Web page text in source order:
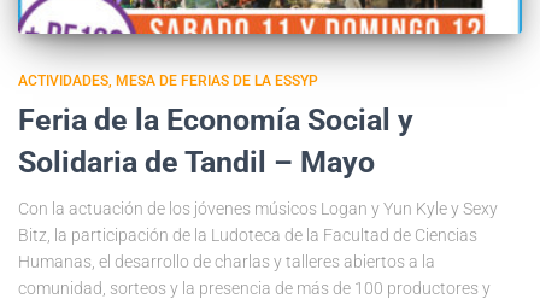
ACTIVIDADES MESA DE FERIAS DE LA ESSYP
Feria de la Economía Social y
Solidaria de Tandil – Mayo
Con la actuación de los jóvenes músicos Logan y Yun Kyle y Sexy
Bitz, la participación de la Ludoteca de la Facultad de Ciencias
Humanas, el desarrollo de charlas y talleres abiertos a la
comunidad, sorteos y la presencia de más de 100 productores y